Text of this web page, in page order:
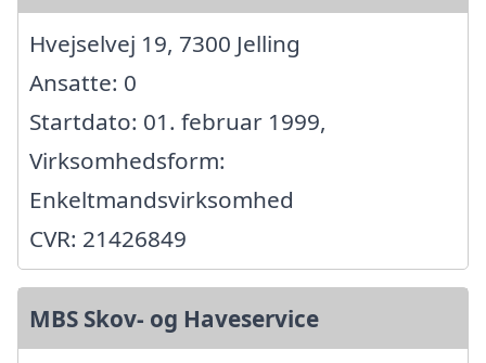
Hvejselvej 19, 7300 Jelling
Ansatte: 0
Startdato: 01. februar 1999,
Virksomhedsform:
Enkeltmandsvirksomhed
CVR: 21426849
MBS Skov- og Haveservice